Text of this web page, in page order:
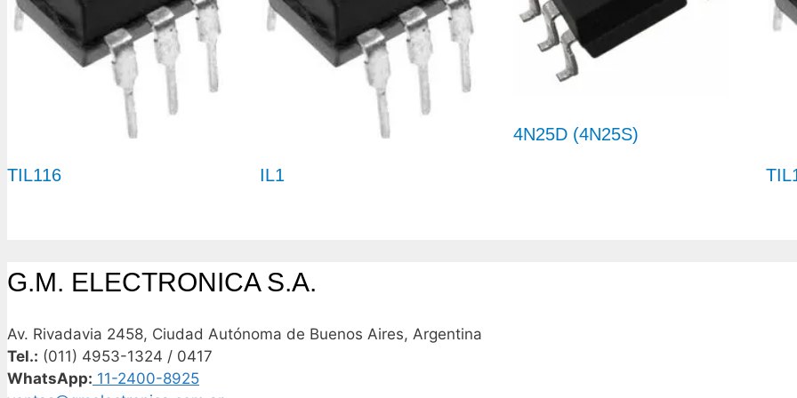
TIL116 IL1
4N25D (4N25S)
G.M. ELECTRONICA S.A.
Av. Rivadavia 2458, Ciudad Autónoma de Buenos Aires, Argentina
Tel.: (011) 4953-1324 / 0417
WhatsApp: 11-2400-8925